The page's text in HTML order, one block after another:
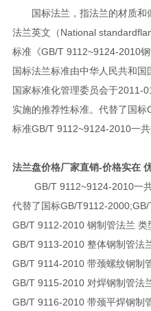
国标法兰，指法兰的材质
法兰英文（National
标准《GB/T 9112~9124-2010
国标法兰标准由中华人民共和
国家标准化管理委员会于2011-
实施的推荐性标准。代替了国
标准GB/T 9112~9124-2010一
法兰盘价格厂家直销-价格实在
GB/T 9112~9124-2010一共
代替了国标GB/T9112-
GB/T 9112-2010 钢制管法兰 类
GB/T 9113-2010 整体钢制管法
GB/T 9114-2010 带颈螺纹钢制
GB/T 9115-2010 对焊钢制管法
GB/T 9116-2010 带颈平焊钢制